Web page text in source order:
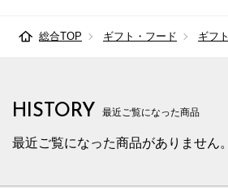
総合TOP ギフト・フード ギフト
HISTORY 最近ご覧になった商品
最近ご覧になった商品がありません。